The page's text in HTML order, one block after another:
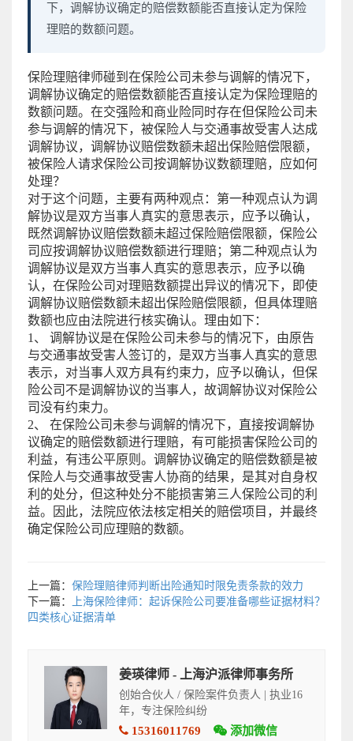
下，调解协议确定的赔偿数额能否直接认定为保险
理赔的数额问题。
保险理赔律师碰到在保险公司未参与调解的情况下，
调解协议确定的赔偿数额能否直接认定为保险理赔的
数额问题。在交强险和商业险同时存在但保险公司未
参与调解的情况下，被保险人与交通事故受害人达成
调解协议，调解协议赔偿数额未超出保险赔偿限额，
被保险人请求保险公司按调解协议数额理赔，应如何
处理？
对于这个问题，主要有两种观点：第一种观点认为调
解协议是双方当事人真实的意思表示，应予以确认，
既然调解协议赔偿数额未超过保险赔偿限额，保险公
司应按调解协议赔偿数额进行理赔；第二种观点认为
调解协议是双方当事人真实的意思表示，应予以确
认，在保险公司对理赔数额提出异议的情况下，即使
调解协议赔偿数额未超出保险赔偿限额，但具体理赔
数额也应由法院进行核实确认。理由如下：
1、 调解协议是在保险公司未参与的情况下，由原告
与交通事故受害人签订的，是双方当事人真实的意思
表示，对当事人双方具有约束力，应予以确认，但保
险公司不是调解协议的当事人，故调解协议对保险公
司没有约束力。
2、 在保险公司未参与调解的情况下，直接按调解协
议确定的赔偿数额进行理赔，有可能损害保险公司的
利益，有违公平原则。调解协议确定的赔偿数额是被
保险人与交通事故受害人协商的结果，是其对自身权
利的处分，但这种处分不能损害第三人保险公司的利
益。因此，法院应依法核定相关的赔偿项目，并最终
确定保险公司应理赔的数额。
上一篇： 保险理赔律师判断出险通知时限免责条款的效力
下一篇：
上海保险律师：起诉保险公司要准备哪些证据材料？
四类核心证据清单
姜瑛律师 - 上海沪派律师事务所
创始合伙人 / 保险案件负责人 | 执业16
年，专注保险纠纷
15316011769 添加微信